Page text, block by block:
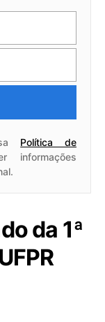
Política de
da 1ª